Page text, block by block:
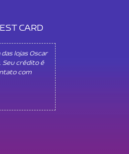
CARD
lojas Oscar
Seu crédito é
com